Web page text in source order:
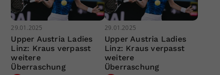
29.01.2025
Upper Austria Ladies
Linz: Kraus verpasst
weitere
Überraschung
29.01.2025
Upper Austria Ladies
Linz: Kraus verpasst
weitere
Überraschung